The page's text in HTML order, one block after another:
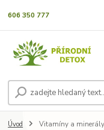
606 350 777
Úvod Vitamíny a minerály